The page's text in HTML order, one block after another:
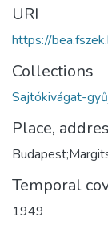
URI
https://
Collections
Sajtókivágat-
Place,
Temporal
1949